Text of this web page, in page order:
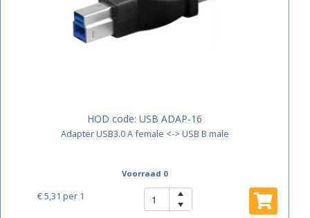
HOD code: USB ADAP-16
Adapter USB3.0 A female <-> USB B male
Voorraad 0
€ 5,31 per 1